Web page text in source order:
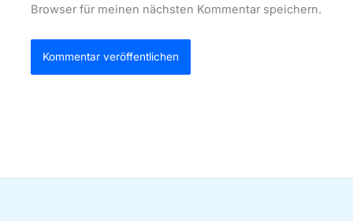
Browser für meinen nächsten Kommentar speichern.